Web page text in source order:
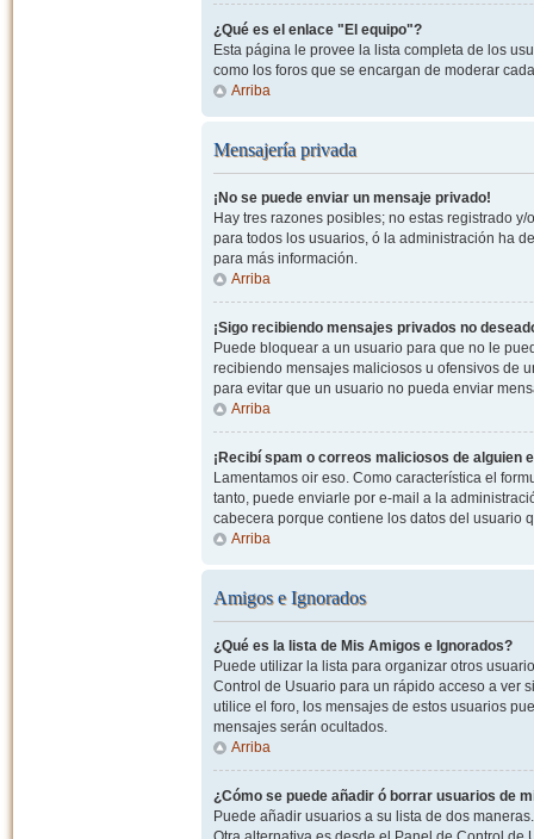
¿Qué es el enlace "El equipo"?
Esta página le provee la lista completa de los
como los foros que se encargan de moderar
Arriba
Mensajería privada
¡No se puede enviar un mensaje privado!
Hay tres razones posibles; no estas registrado
para todos los usuarios, ó la administración ha
para más información.
Arriba
¡Sigo recibiendo mensajes privados no
Puede bloquear a un usuario para que no le
recibiendo mensajes maliciosos u ofensivos de
para evitar que un usuario no pueda enviar
Arriba
¡Recibí spam o correos maliciosos de alguien
Lamentamos oir eso. Como característica el
tanto, puede enviarle por e-mail a la
cabecera porque contiene los datos del usuario
Arriba
Amigos e Ignorados
¿Qué es la lista de Mis Amigos e Ignorados?
Puede utilizar la lista para organizar otros
Control de Usuario para un rápido acceso a ver
utilice el foro, los mensajes de estos usuarios
mensajes serán ocultados.
Arriba
¿Cómo se puede añadir ó borrar usuarios de
Puede añadir usuarios a su lista de dos